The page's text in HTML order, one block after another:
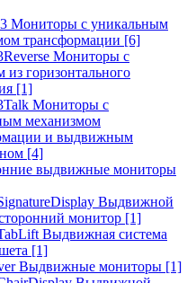
Мониторы с уникальным
трансформации [6]
Мониторы с
из горизонтального
[1]
Мониторы с
механизмом
и выдвижным
[4]
выдвижные мониторы
Выдвижной
монитор [1]
Выдвижная система
[1]
Выдвижные мониторы [1]